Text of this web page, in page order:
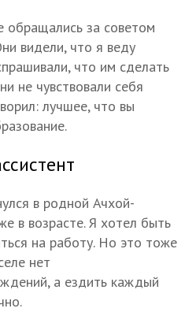
обращались за советом
видели, что я веду
что им сделать
не чувствовали себя
лучшее, что вы
в родной Ачхой-
в возрасте. Я хотел быть
на работу. Но это тоже
нет
а ездить каждый